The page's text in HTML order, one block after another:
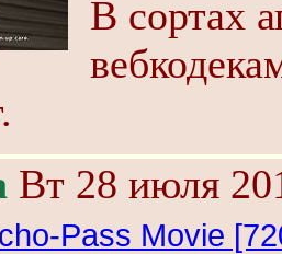
В сортах
Вт 28 июля
Pass Movie